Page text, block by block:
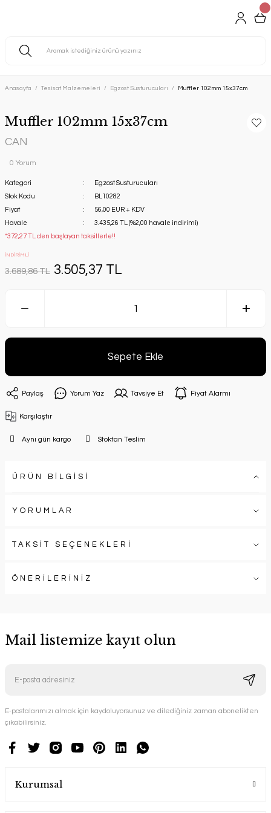
Anasayfa Tesisat Malzemeleri Egzost Susturucuları Muffler 102mm 15x37cm
Muffler 102mm 15x37cm
CAN
0 Yorum
Kategori
Egzost Susturucuları
Stok Kodu
BL10282
Fiyat
56,00 EUR + KDV
Havale
3.435,26 TL (%2,00 havale indirimi)
*372,27 TL den başlayan taksitlerle!!
İNDİRİMLİ
3.689,86 TL 3.505,37 TL
Sepete Ekle
Paylaş Yorum Yaz Tavsiye Et Fiyat Alarmı
Karşılaştır
Aynı gün kargo Stoktan Teslim
ÜRÜN BİLGİSİ
YORUMLAR
TAKSİT SEÇENEKLERİ
ÖNERİLERİNİZ
Mail listemize kayıt olun
E-postalarımızı almak için kaydoluyorsunuz ve dilediğiniz zaman abonelikten
çıkabilirsiniz.
Kurumsal